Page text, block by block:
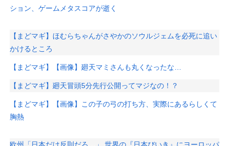
ション、ゲームメタスコアが逝く
【まどマギ】ほむらちゃんがさやかのソウルジェムを必死に追い
かけるところ
【まどマギ】【画像】廻天マミさんも丸くなったな…
【まどマギ】廻天冒頭5分先行公開ってマジなの！？
【まどマギ】【画像】この子の弓の打ち方、実際にあるらしくて
胸熱